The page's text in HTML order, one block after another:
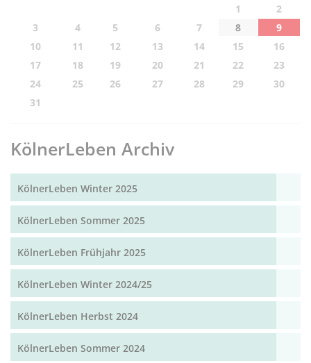
1
2
3
4 5 6 7 8
9
10
11 12 13 14 15
16
17
18 19 20 21 22
23
24
25 26 27 28 29
30
31
KölnerLeben Archiv
KölnerLeben Winter 2025
KölnerLeben Sommer 2025
KölnerLeben Frühjahr 2025
KölnerLeben Winter 2024/25
KölnerLeben Herbst 2024
KölnerLeben Sommer 2024